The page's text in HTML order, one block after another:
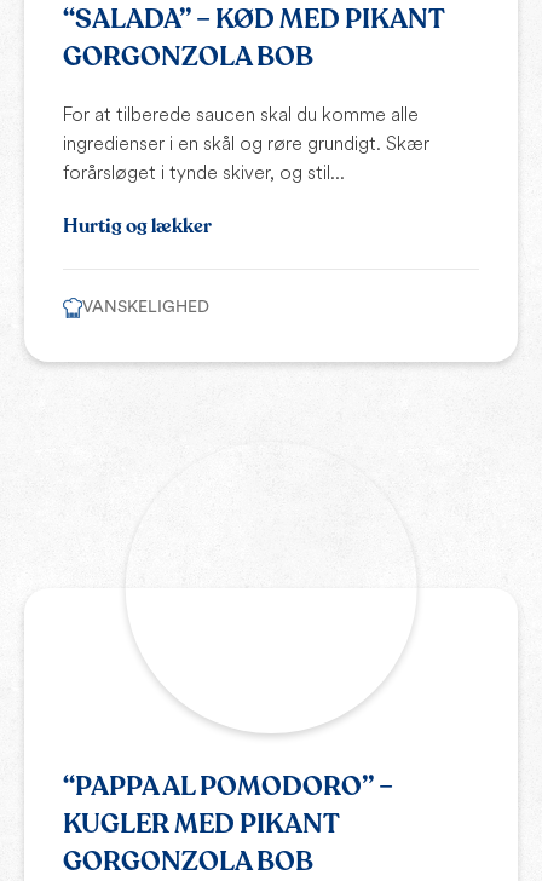
“SALADA” – KØD MED PIKANT
GORGONZOLA BOB
For at tilberede saucen skal du komme alle
ingredienser i en skål og røre grundigt. Skær
forårsløget i tynde skiver, og stil...
Hurtig og lækker
VANSKELIGHED
“PAPPA AL POMODORO” –
KUGLER MED PIKANT
GORGONZOLA BOB